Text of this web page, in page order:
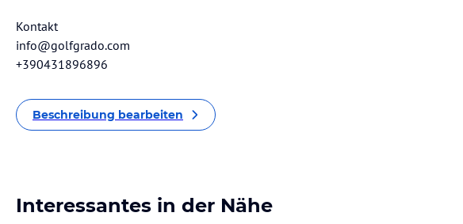
Kontakt
info@golfgrado.com
+390431896896
Beschreibung bearbeiten
Interessantes in der Nähe